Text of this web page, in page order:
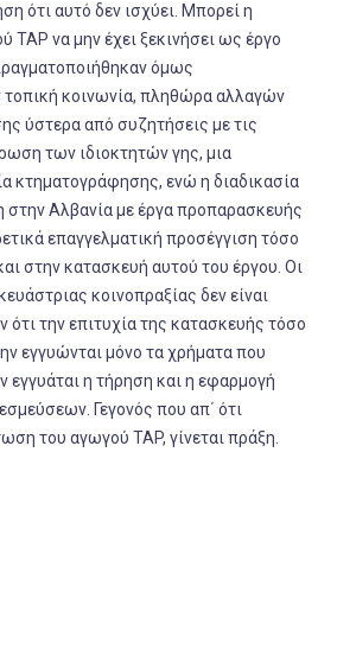
ότι αυτό δεν ισχύει. Μπορεί η
TAP να μην έχει ξεκινήσει ως έργο
όμως
τοπική κοινωνία, πληθώρα αλλαγών
ύστερα από συζητήσεις με τις
των ιδιοκτητών γης, μια
κτηματογράφησης, ενώ η διαδικασία
στην Αλβανία με έργα προπαρασκευής
επαγγελματική προσέγγιση τόσο
στην κατασκευή αυτού του έργου. Οι
κοινοπραξίας δεν είναι
ότι την επιτυχία της κατασκευής τόσο
εγγυώνται μόνο τα χρήματα που
εγγυάται η τήρηση και η εφαρμογή
Γεγονός που απ΄ ότι
του αγωγού TAP, γίνεται πράξη.